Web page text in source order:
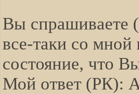
Вы спрашиваете
все-таки со мной
состояние, что
Мой ответ (РК):